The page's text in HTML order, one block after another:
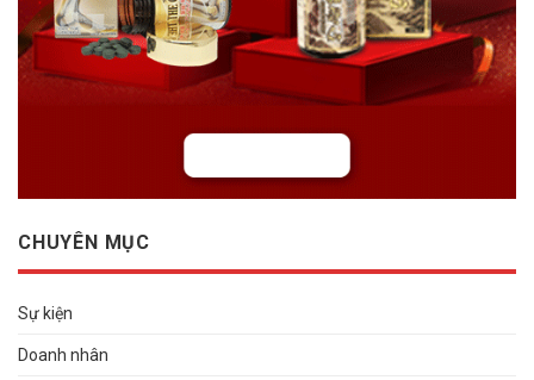
CHUYÊN MỤC
Sự kiện
Doanh nhân